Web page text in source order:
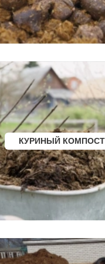
БЕЛОЯРСКИЙ
ГУСЬ
ИЗБЕРБАШ
НАЗРАНЬ
АБИНСК
ИСКИТИМ
СЫСЕРТЬ
КЫЗЫЛ
МИХАЙЛОВКА
АКСАЙ
ПЕРЕСЛАВЛЬ
ЖУКОВ
КУРЧАТОВ
УГЛИЧ
ШЕБЕКИНО
БЕЛОВО
СОКОЛ
ОЗЕРСК
ОКТЯБРЬСК
КИМРЫ
КОТЛАС
ШАДРИНСК
МИЧУРИНСК
ВЯЗНИКИ
ГОРОДЕЦ
КУРИНЫЙ КОМПОСТ